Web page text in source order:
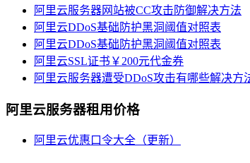
阿里云服务器网站被CC攻击防御解决方法
阿里云DDoS基础防护黑洞阈值对照表
阿里云DDoS基础防护黑洞阈值对照表
阿里云SSL证书￥200元代金券
阿里云服务器遭受DDoS攻击有哪些解决方
阿里云服务器租用价格
阿里云优惠口令大全（更新）